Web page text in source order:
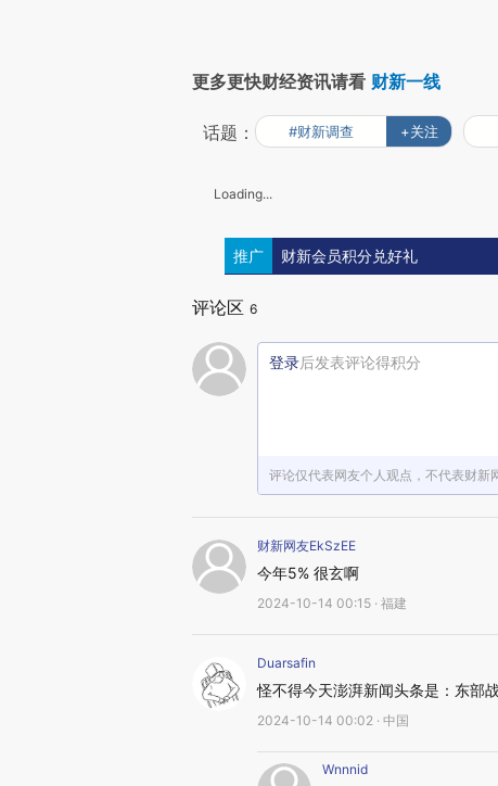
更多更快财经资讯请看 财新一线
话题： #财新调查 +关注
Loading...
推广 财新会员积分兑好礼
评论区 6
登录后发表评论得积分
评论仅代表网友个人观点，不代表财新
财新网友EkSzEE
今年5% 很玄啊
2024-10-14 00:15 · 福建
Duarsafin
怪不得今天澎湃新闻头条是：东部
2024-10-14 00:02 · 中国
Wnnnid